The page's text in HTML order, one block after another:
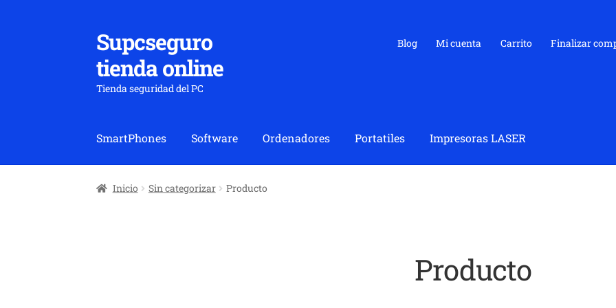
Ir
a
la
navegación
Ir
al
contenido
Supcseguro
tienda online
Tienda seguridad del PC
Blog Mi cuenta Carrito Finalizar
SmartPhones Software Ordenadores Portatiles Impresoras LASER
Inicio Sin categorizar Producto
Producto